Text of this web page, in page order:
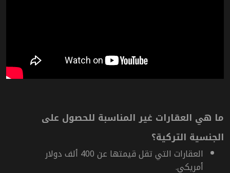
ما هي العقارات غير المناسبة للحصول على
الجنسية التركية؟
العقارات التي تقل قيمتها عن 400 ألف دولار
أمريكي.